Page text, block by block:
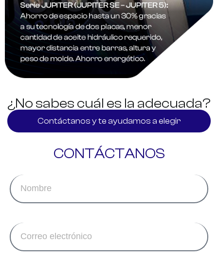
¿No sabes cuál es la adecuada?
Contáctanos y te ayudamos a elegir
CONTÁCTANOS